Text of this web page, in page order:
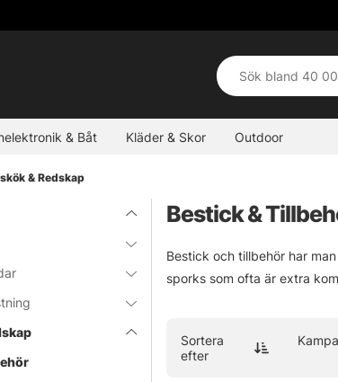
& Båt Kläder & Skor Outdoor
& Redskap
Bestick &
Bestick och tillbehör har
sporks som ofta är extra
Sortera
efter